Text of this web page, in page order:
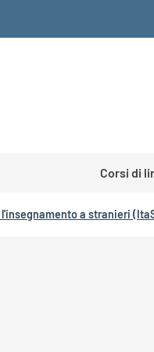
Corsi di
a stranieri